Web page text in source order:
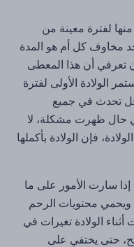
لفترة معينة من
مخاوف كل أم هو المدة
تعرفي أن هذا المعطى
الولادة الأولى لفترة
تحدث في جميع
حال ظهرت مشكلة، لا
فإن الولادة بأكملها
إذا سارت الأمور على ما
محتويات الرحم
الولادة تغيرات في
حتى يختفي على